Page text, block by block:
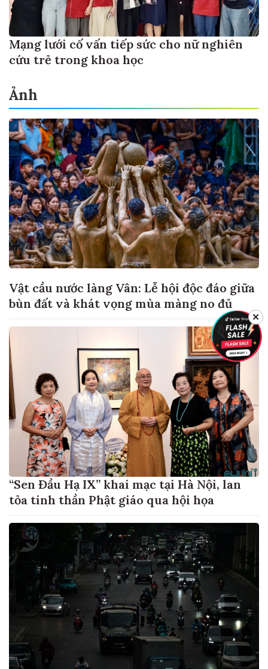
Mạng lưới cố vấn tiếp sức cho nữ nghiên
cứu trẻ trong khoa học
Ảnh
Vật cầu nước làng Vân: Lễ hội độc đáo giữa
bùn đất và khát vọng mùa màng no đủ
“Sen Đầu Hạ IX” khai mạc tại Hà Nội, lan
tỏa tinh thần Phật giáo qua hội họa
✕